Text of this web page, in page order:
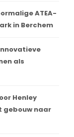
ATEA-
in Berchem
als
Henley
gebouw naar